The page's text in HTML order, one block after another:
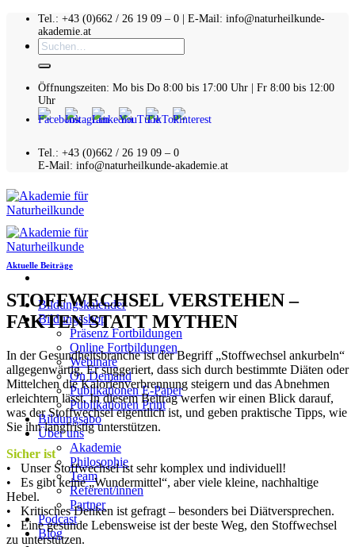
Zum
springen
Tel.: +43 (0)662 / 26 19 09 – 0 | E-Mail: info@naturheilkunde-
akademie.at
Suchen
nach:
Öffnungszeiten: Mo bis Do 8:00 bis 17:00 Uhr | Fr 8:00 bis 12:00
Uhr
Tel.: +43 (0)662 / 26 19 09 – 0
E-Mail: info@naturheilkunde-akademie.at
Bildungskalender
Bildungsshop
Präsenz Fortbildungen
Online Fortbildungen
Webinare
On Demand
Publikationen E-Paper
Publikationen Print
Bildungsabo
Über uns
Akademie
Philosophie
Team
Referent/innen
Partner
Podcast
Blog
Aktuelle Beiträge
STOFFWECHSEL VERSTEHEN –
FAKTEN STATT MYTHEN
In der Gesundheitsbranche ist der Begriff „Stoffwechsel ankurbeln“
allgegenwärtig. Er suggeriert, dass sich durch bestimmte Diäten oder
Mittelchen die Kalorienverbrennung steigern und das Abnehmen
erleichtern lässt. In diesem Beitrag werfen wir einen Blick darauf,
was der Stoffwechsel eigentlich ist, und geben praktische Tipps, wie
Sie ihn langfristig unterstützen.
Sicher ist
• Unser Stoffwechsel ist sehr komplex und individuell!
• Es gibt keine „Wundermittel“, aber viele kleine, nachhaltige
Hebel.
• Kritisches Denken ist gefragt – besonders bei Diätversprechen.
• Eine gesunde Lebensweise ist der beste Weg, den Stoffwechsel
zu unterstützen.